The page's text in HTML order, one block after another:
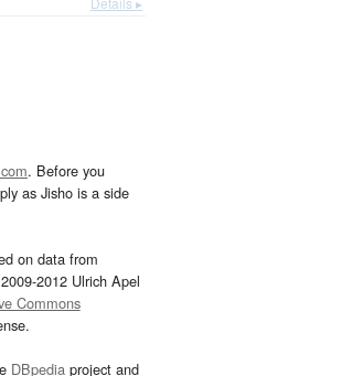
. Before you
as Jisho is a side
on data from
2012 Ulrich Apel
Commons
DBpediaproject and